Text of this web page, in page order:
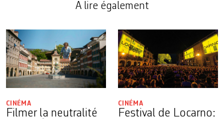
A lire également
CINÉMA
Filmer la neutralité
CINÉMA
Festival de Locarno: